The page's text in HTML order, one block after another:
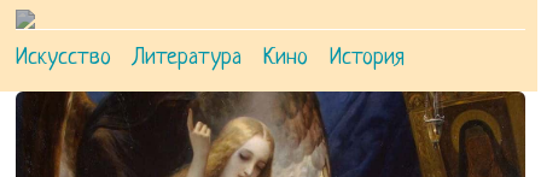
Искусство Литература Кино История